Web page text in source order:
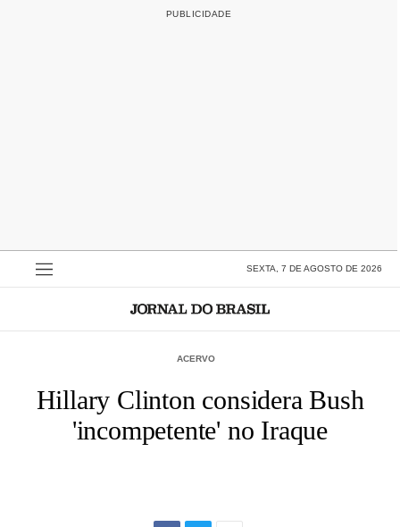
SEXTA, 7 DE AGOSTO DE 2026
ACERVO
Hillary Clinton considera Bush
'incompetente' no Iraque